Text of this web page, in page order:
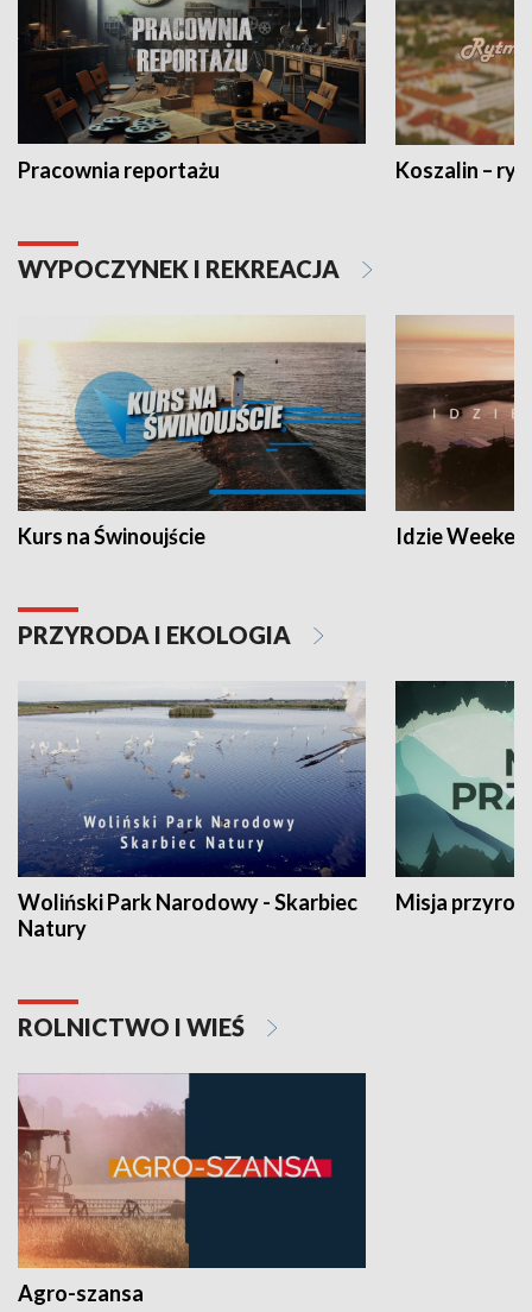
Pracownia reportażu Koszalin –
WYPOCZYNEK I REKREACJA
Kurs na Świnoujście Idzie
PRZYRODA I EKOLOGIA
Woliński Park Narodowy - Skarbiec
Natury
Misja
ROLNICTWO I WIEŚ
Agro-szansa